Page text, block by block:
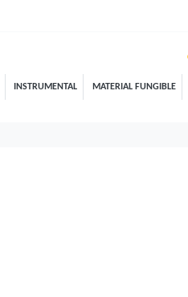
INSTRUMENTAL MATERIAL FUNGIBLE